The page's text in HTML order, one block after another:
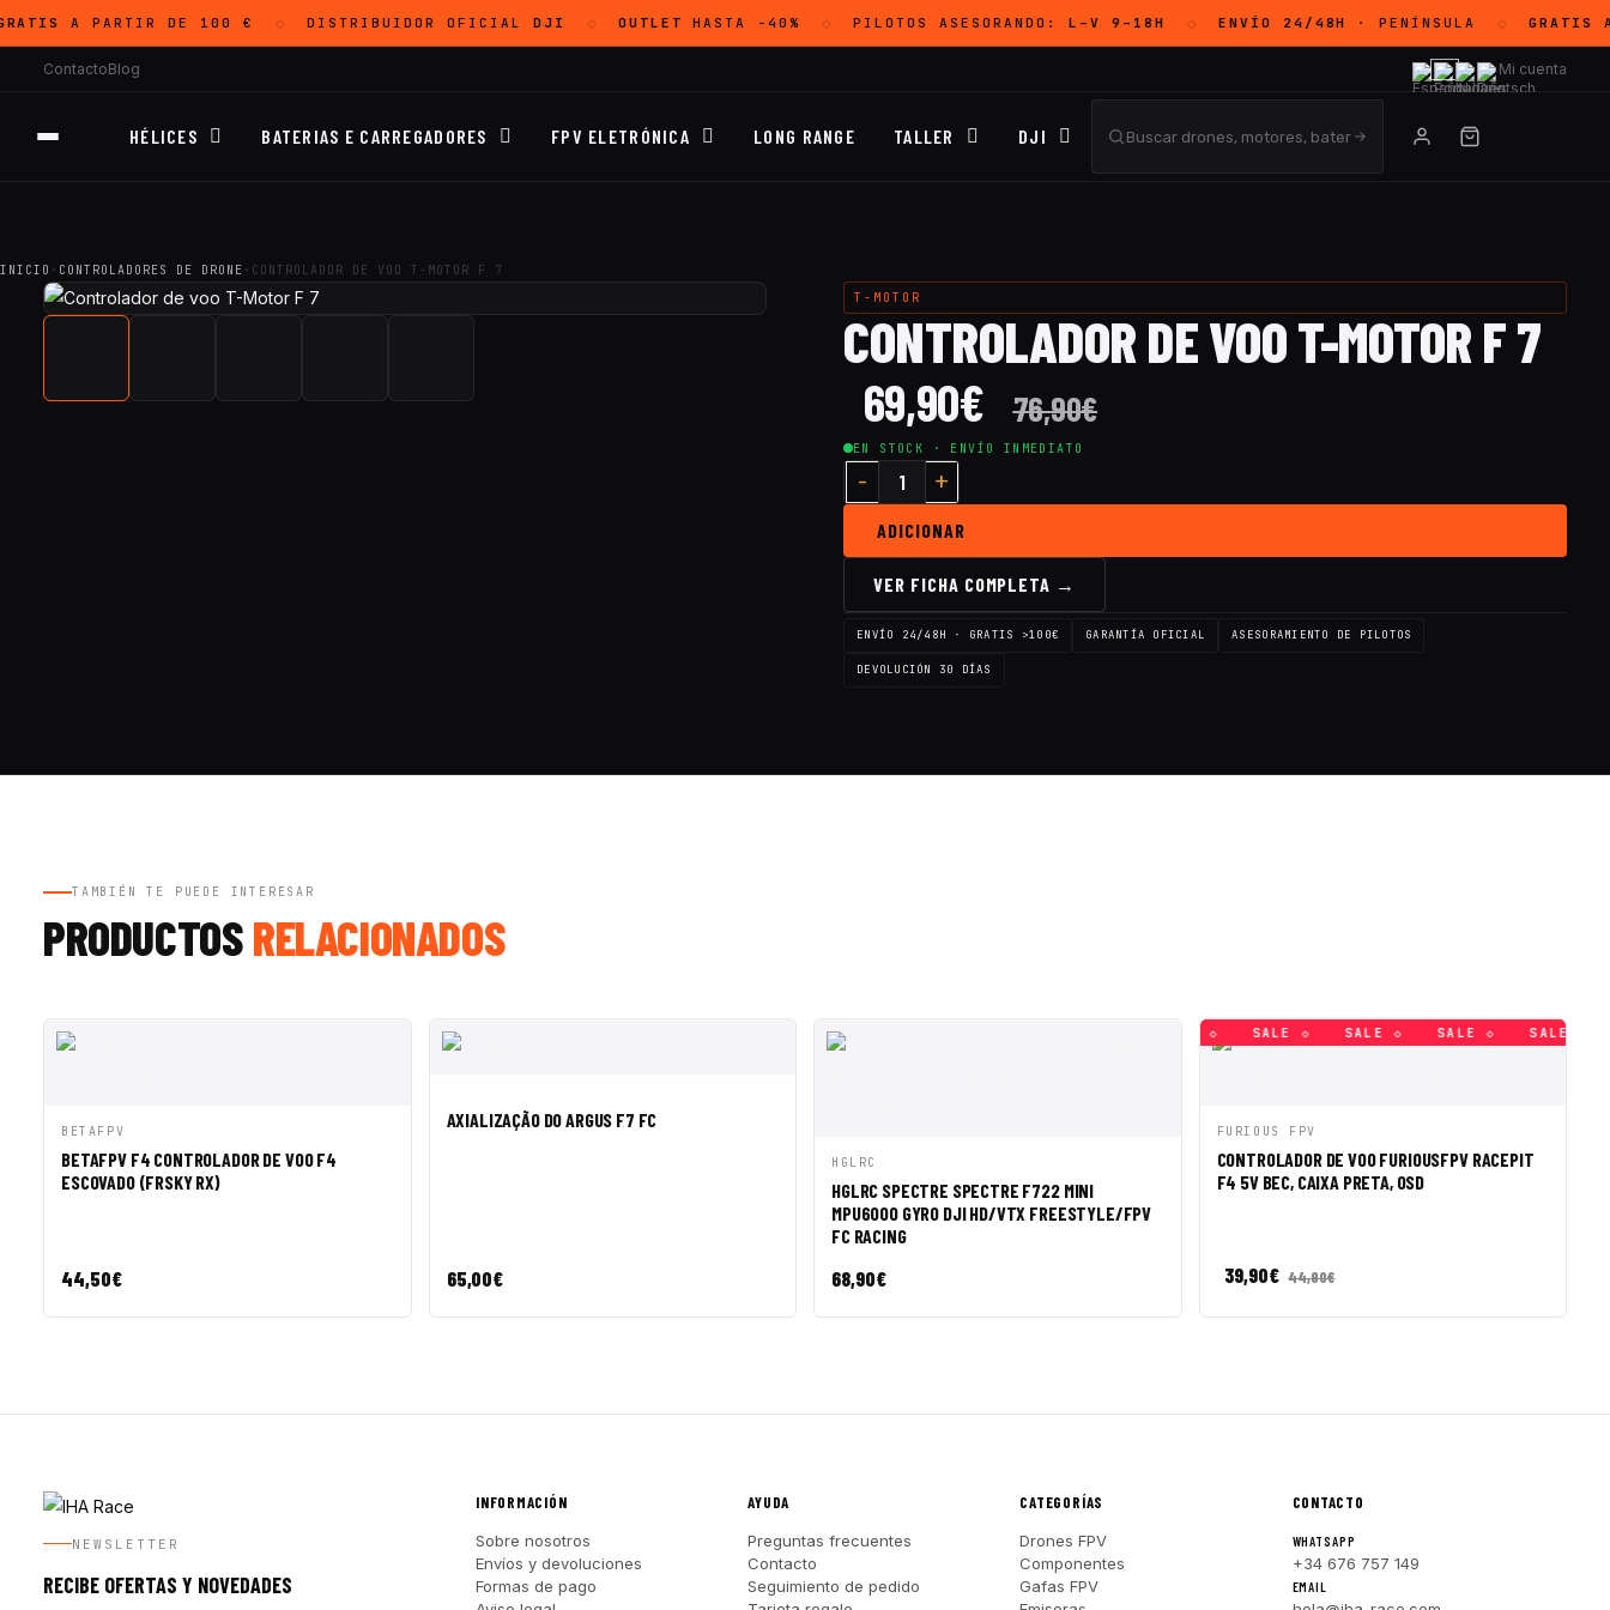
A PARTIR DE 100 € DISTRIBUIDOR OFICIAL DJI OUTLET HASTA -40% PILOTOS ASESORANDO: L–V 9–18H ENVÍO 24/48H· PENÍNSULA GRATIS A
ContactoBlog Mi cuenta
HÉLICES BATERIAS E CARREGADORES FPV ELETRÓNICA LONG RANGE TALLER DJI
INICIO · CONTROLADORES DE DRONE · CONTROLADOR DE VOO T-MOTOR F 7
T-MOTOR
CONTROLADOR DE VOO T-MOTOR F 7
69,90€ 76,90€
EN STOCK · ENVÍO INMEDIATO
ADICIONAR
VER FICHA COMPLETA →
ENVÍO 24/48H · GRATIS >100€ GARANTÍA OFICIAL ASESORAMIENTO DE PILOTOS
DEVOLUCIÓN 30 DÍAS
TAMBIÉN TE PUEDE INTERESAR
PRODUCTOSRELACIONADOS
VISTA RÁPIDA
BETAFPV
BETAFPV F4 CONTROLADOR DE VOO F4
ESCOVADO (FRSKY RX)
44,50€
AXIALIZAÇÃO DO ARGUS F7 FC
65,00€
VISTA RÁPIDA
HGLRC
HGLRC SPECTRE SPECTRE F722 MINI
MPU6000 GYRO DJI HD/VTX FREESTYLE/FPV
FC RACING
68,90€
SALE ◇ SALE ◇ SALE ◇ SALE ◇ SALE ◇
VISTA RÁPIDA
FURIOUS FPV
CONTROLADOR DE VOO FURIOUSFPV RACEPIT
F4 5V BEC, CAIXA PRETA, OSD
39,90€ 44,90€
NEWSLETTER
RECIBE OFERTAS Y NOVEDADES
INFORMACIÓN
Sobre nosotros
Envíos y devoluciones
Formas de pago
AYUDA
Preguntas frecuentes
Contacto
Seguimiento de pedido
CATEGORÍAS
Drones FPV
Componentes
Gafas FPV
CONTACTO
WHATSAPP
+34 676 757 149
EMAIL